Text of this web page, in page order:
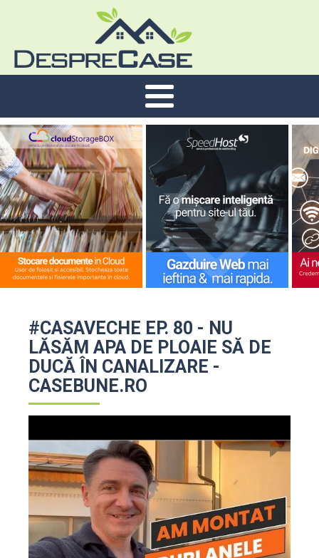
#CASAVECHE EP. 80 - NU
LĂSĂM APA DE PLOAIE SĂ DE
DUCĂ ÎN CANALIZARE -
CASEBUNE.RO